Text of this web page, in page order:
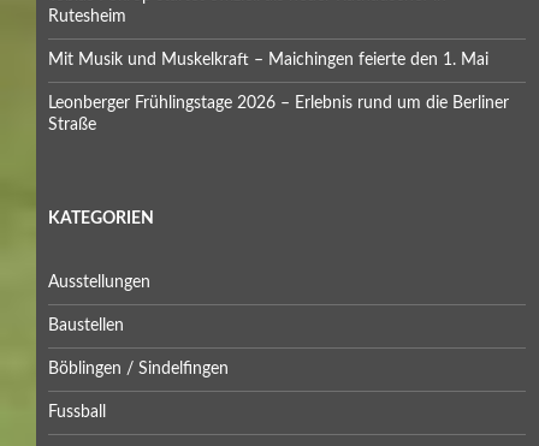
Rutesheim
Mit Musik und Muskelkraft – Maichingen feierte den 1. Mai
Leonberger Frühlingstage 2026 – Erlebnis rund um die Berliner
Straße
KATEGORIEN
Ausstellungen
Baustellen
Böblingen / Sindelfingen
Fussball